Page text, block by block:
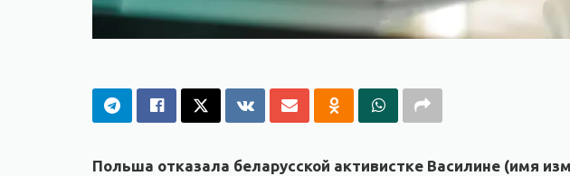
Польша отказала беларусской активистке Василине (имя